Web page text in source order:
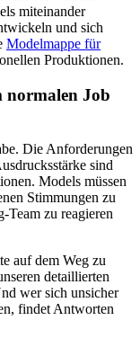
miteinander
und sich
Modelmappe für
Produktionen.
normalen Job
Die Anforderungen
sind
Models müssen
Stimmungen zu
Team zu reagieren
auf dem Weg zu
detaillierten
wer sich unsicher
findet Antworten